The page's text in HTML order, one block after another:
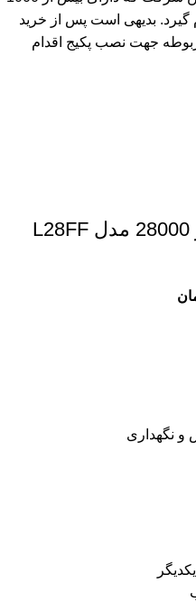
بدیهی است پس از خرید
جهت نصب پکیج اقدام
و نگهداری